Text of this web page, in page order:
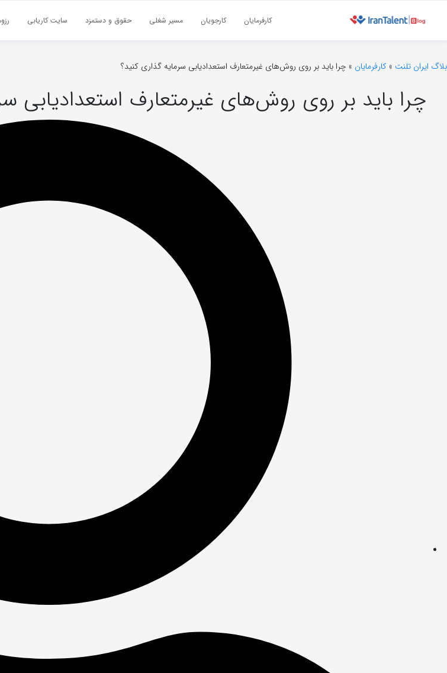
کارفرمایان کارجویان مسیر شغلی حقوق و دستمزد سایت کاریابی
بلاگ ایران تلنت » کارفرمایان » چرا باید بر روی روش‌های غیرمتعارف استعدادیابی سرمایه گذاری کنید؟
چرا باید بر روی روش‌های غیرمتعارف استعدادیابی